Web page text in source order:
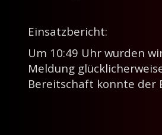
Einsatzbericht:
Um 10:49 Uhr wurden
Meldung
Bereitschaft konnte der